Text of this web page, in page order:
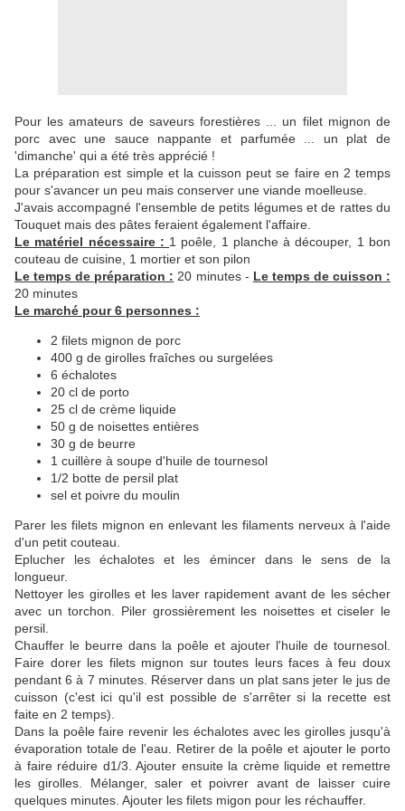
Pour les amateurs de saveurs forestières ... un filet mignon de
porc avec une sauce nappante et parfumée ... un plat de
'dimanche' qui a été très apprécié !
La préparation est simple et la cuisson peut se faire en 2 temps
pour s'avancer un peu mais conserver une viande moelleuse.
J'avais accompagné l'ensemble de petits légumes et de rattes du
Touquet mais des pâtes feraient également l'affaire.
Le matériel nécessaire : 1 poêle, 1 planche à découper, 1 bon
couteau de cuisine, 1 mortier et son pilon
Le temps de préparation : 20 minutes - Le temps de cuisson :
20 minutes
Le marché pour 6 personnes :
2 filets mignon de porc
400 g de girolles fraîches ou surgelées
6 échalotes
20 cl de porto
25 cl de crème liquide
50 g de noisettes entières
30 g de beurre
1 cuillère à soupe d'huile de tournesol
1/2 botte de persil plat
sel et poivre du moulin
Parer les filets mignon en enlevant les filaments nerveux à l'aide
d'un petit couteau.
Eplucher les échalotes et les émincer dans le sens de la
longueur.
Nettoyer les girolles et les laver rapidement avant de les sécher
avec un torchon. Piler grossièrement les noisettes et ciseler le
persil.
Chauffer le beurre dans la poêle et ajouter l'huile de tournesol.
Faire dorer les filets mignon sur toutes leurs faces à feu doux
pendant 6 à 7 minutes. Réserver dans un plat sans jeter le jus de
cuisson (c'est ici qu'il est possible de s'arrêter si la recette est
faite en 2 temps).
Dans la poêle faire revenir les échalotes avec les girolles jusqu'à
évaporation totale de l'eau. Retirer de la poêle et ajouter le porto
à faire réduire d1/3. Ajouter ensuite la crème liquide et remettre
les girolles. Mélanger, saler et poivrer avant de laisser cuire
quelques minutes. Ajouter les filets migon pour les réchauffer.